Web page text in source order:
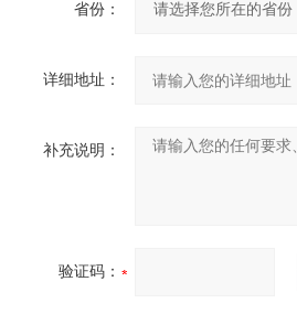
省份：
详细地址：
补充说明：
验证码：